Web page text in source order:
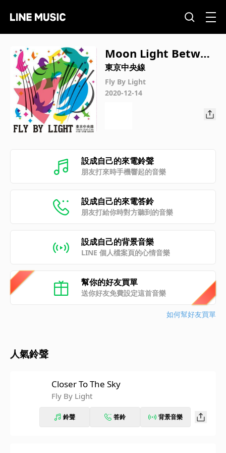
Moon Light Betwee
n Towers
東京中央線
Fly By Light
2020-12-14
設成自己的來電鈴聲
朋友打來時手機響起的音樂
設成自己的來電答鈴
朋友打給你時對方聽到的音樂
設成自己的背景音樂
LINE 個人檔案頁的心情音樂
幫你的好友買單
送你好友免費設定這首音樂
如何幫好友買單
人氣鈴聲
Closer To The Sky
Fly By Light
鈴聲 答鈴 背景音樂